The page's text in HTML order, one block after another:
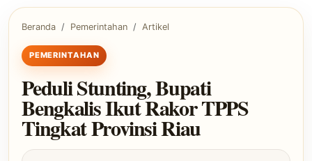
Beranda Pemerintahan Artikel
PEMERINTAHAN
Peduli Stunting, Bupati
Bengkalis Ikut Rakor TPPS
Tingkat Provinsi Riau